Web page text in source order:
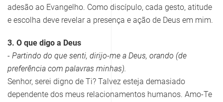
adesão ao Evangelho. Como discípulo, cada gesto, atitude
e escolha deve revelar a presença e ação de Deus em mim.
3. O que digo a Deus
- Partindo do que senti, dirijo-me a Deus, orando (de
preferência com palavras minhas).
Senhor, serei digno de Ti? Talvez esteja demasiado
dependente dos meus relacionamentos humanos. Amo-Te